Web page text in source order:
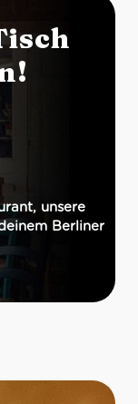
unsere
Berliner